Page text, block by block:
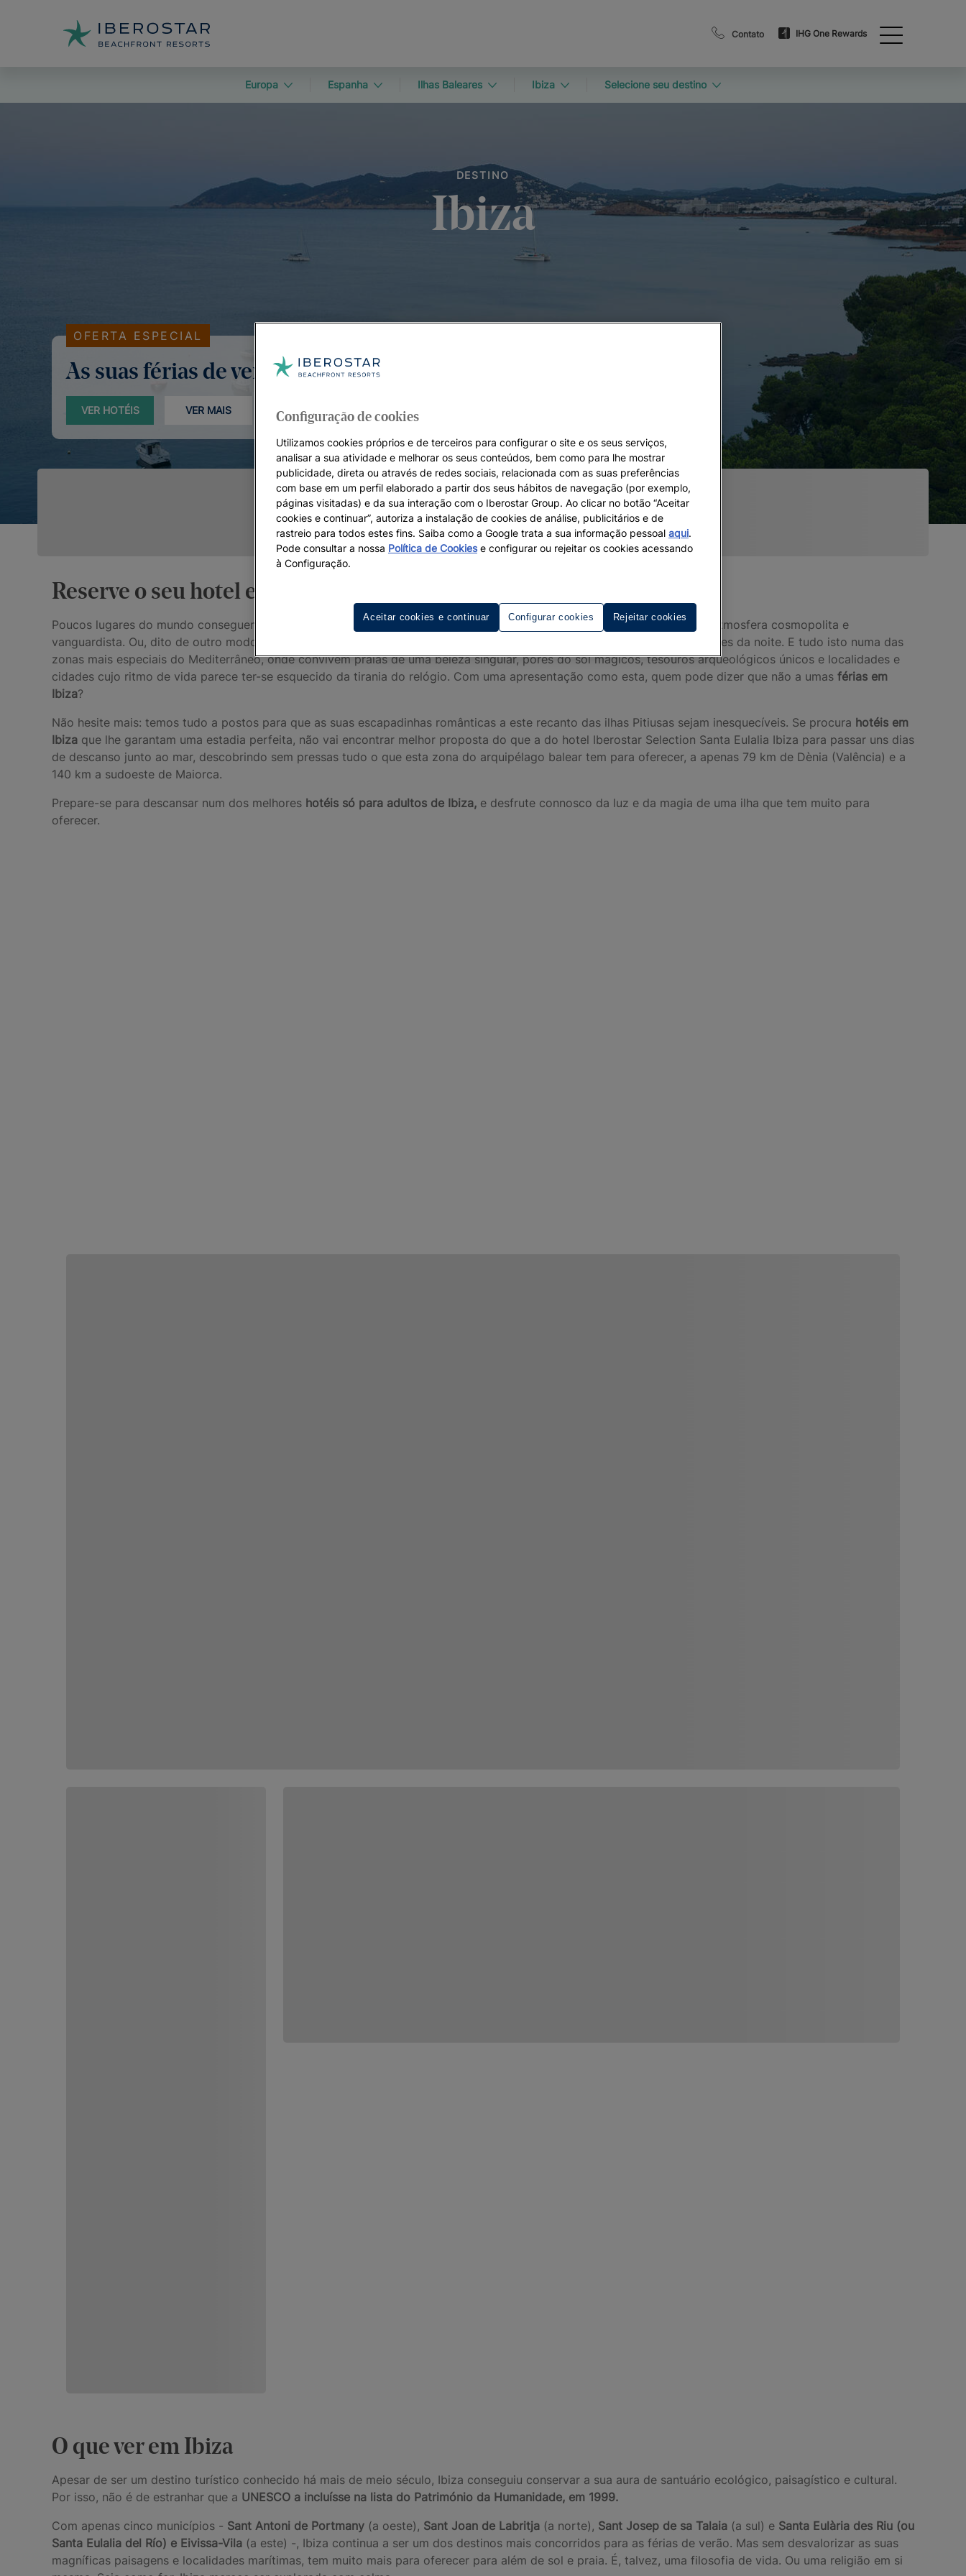
Contato IHG One Rewards
Europa Espanha Ilhas Baleares Ibiza Selecione seu destino
DESTINO
Ibiza
OFERTA ESPECIAL
As suas férias de verão
VER HOTÉIS VER MAIS
Reserve o seu hotel em Ibiza
Poucos lugares do mundo conseguem fazer conviver de forma tão natural as formas de vida mais tradicionais com uma atmosfera cosmopolita e
vanguardista. Ou, dito de outro modo: atrair simultaneamente artistas, boémios, nostálgicos do movimento
e amantes da noite. E tudo isto numa das
zonas mais especiais do Mediterrâneo, onde convivem praias de uma beleza singular, pores do sol mágicos, tesouros arqueológicos únicos e localidades e
cidades cujo ritmo de vida parece ter-se esquecido da tirania do relógio. Com uma apresentação como esta, quem pode dizer que não a umas férias em
Ibiza?
Não hesite mais: temos tudo a postos para que as suas escapadinhas românticas a este recanto das ilhas Pitiusas sejam inesquecíveis. Se procura hotéis em
Ibiza que lhe garantam uma estadia perfeita, não vai encontrar melhor proposta do que a do hotel Iberostar Selection Santa Eulalia Ibiza para passar uns dias
de descanso junto ao mar, descobrindo sem pressas tudo o que esta zona do arquipélago balear tem para oferecer, a apenas 79 km de Dènia (Valência) e a
140 km a sudoeste de Maiorca.
Prepare-se para descansar num dos melhores hotéis só para adultos de Ibiza, e desfrute connosco da luz e da magia de uma ilha que tem muito para
oferecer.
O que ver em Ibiza
Apesar de ser um destino turístico conhecido há mais de meio século, Ibiza conseguiu conservar a sua aura de santuário ecológico, paisagístico e cultural.
Por isso, não é de estranhar que a UNESCO a incluísse na lista do Património da Humanidade, em 1999.
Com apenas cinco municípios - Sant Antoni de Portmany (a oeste), Sant Joan de Labritja (a norte), Sant Josep de sa Talaia (a sul) e Santa Eulària des Riu (ou
Santa Eulalia del Río) e Eivissa-Vila (a este) -, Ibiza continua a ser um dos destinos mais concorridos para as férias de verão. Mas sem desvalorizar as suas
magníficas paisagens e localidades marítimas, tem muito mais para oferecer para além de sol e praia. É, talvez, uma filosofia de vida. Ou uma religião em si
Configuração de cookies
Utilizamos cookies próprios e de terceiros para configurar o site e os seus serviços,
analisar a sua atividade e melhorar os seus conteúdos, bem como para lhe mostrar
publicidade, direta ou através de redes sociais, relacionada com as suas preferências
com base em um perfil elaborado a partir dos seus hábitos de navegação (por exemplo,
páginas visitadas) e da sua interação com o Iberostar Group. Ao clicar no botão “Aceitar
cookies e continuar”, autoriza a instalação de cookies de análise, publicitários e de
rastreio para todos estes fins. Saiba como a Google trata a sua informação pessoal aqui.
Pode consultar a nossa Política de Cookiese configurar ou rejeitar os cookies acessando
à Configuração.
Configurar cookies Rejeitar cookies
Aceitar cookies e continuar